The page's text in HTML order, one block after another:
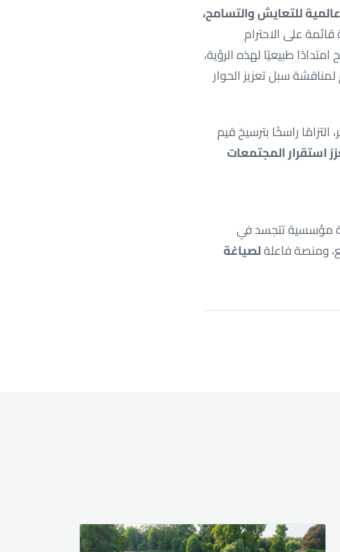
للتعايش والتسامح،
على الاحترام
طبيعيًا لهذه الرؤية،
سبل تعزيز الحوار
راسخًا بترسيخ قيم
استقرار المجتمعات
مؤسسية تتجسد في
ومنصة فاعلةلصياغة